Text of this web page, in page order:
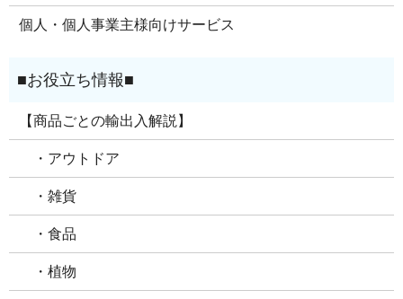
個人・個人事業主様向けサービス
【商品ごとの輸出入解説】
・アウトドア
・雑貨
・食品
・植物